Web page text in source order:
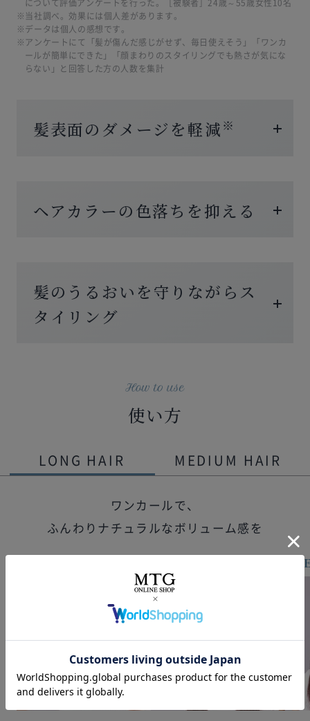
について評価アンケートを行った。［被験者］24歳～55歳女性10名
※当社調べ。効果には個人差があります。
※データは個人の感想です。
※アンケートにて「髪が傷んだ感じがせず、毎日使えそう」「ワンカ
ールが簡単にできた」「顔まわりのスタイリングでも熱さが気にな
らない」と回答した方の人数を集計
髪表面のダメージを軽減 ※
ヘアカラーの色落ちを抑える
髪のうるおいを守りながらス
タイリング
使い方
LONG HAIR MEDIUM HAIR
ワンカールで、
ふんわりナチュラルなボリューム感を